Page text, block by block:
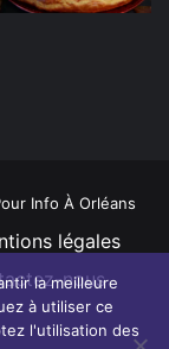
Info À Orléans
légales
nous
la meilleure
à utiliser ce
l'utilisation des